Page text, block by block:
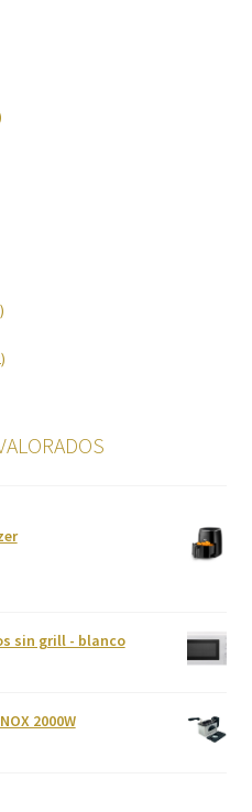
2
sin grill - blanco
2000W